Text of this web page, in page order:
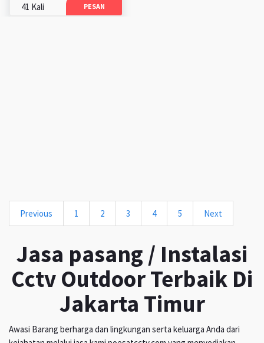
41 Kali PESAN
Previous 1 2 3 4 5 Next
Jasa pasang / Instalasi
Cctv Outdoor Terbaik Di
Jakarta Timur
Awasi Barang berharga dan lingkungan serta keluarga Anda dari